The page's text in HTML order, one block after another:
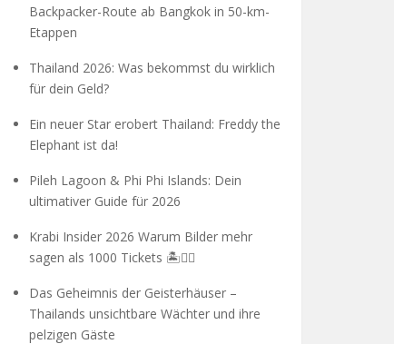
Backpacker-Route ab Bangkok in 50-km-
Etappen
Thailand 2026: Was bekommst du wirklich
für dein Geld?
Ein neuer Star erobert Thailand: Freddy the
Elephant ist da!
Pileh Lagoon & Phi Phi Islands: Dein
ultimativer Guide für 2026
Krabi Insider 2026 Warum Bilder mehr
sagen als 1000 Tickets 🏝️🧗‍♂️
Das Geheimnis der Geisterhäuser –
Thailands unsichtbare Wächter und ihre
pelzigen Gäste